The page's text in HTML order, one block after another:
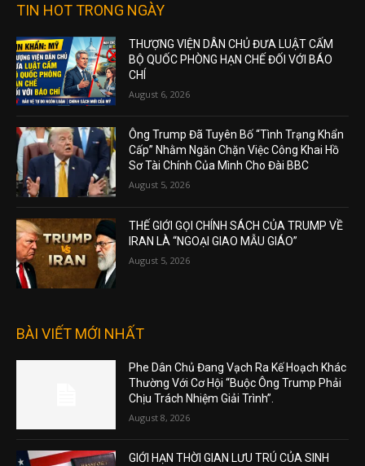
TIN HOT TRONG NGÀY
THƯỢNG VIỆN DÂN CHỦ ĐƯA LUẬT CẤM
BỘ QUỐC PHÒNG HẠN CHẾ ĐỐI VỚI BÁO
CHÍ
August 6, 2026
Ông Trump Đã Tuyên Bố “Tình Trạng Khẩn
Cấp” Nhằm Ngăn Chặn Việc Công Khai Hồ
Sơ Tài Chính Của Mình Cho Đài BBC
August 5, 2026
THẾ GIỚI GỌI CHÍNH SÁCH CỦA TRUMP VỀ
IRAN LÀ “NGOẠI GIAO MẪU GIÁO”
August 5, 2026
BÀI VIẾT MỚI NHẤT
Phe Dân Chủ Đang Vạch Ra Kế Hoạch Khác
Thường Với Cơ Hội “Buộc Ông Trump Phải
Chịu Trách Nhiệm Giải Trình”.
August 8, 2026
GIỚI HẠN THỜI GIAN LƯU TRÚ CỦA SINH